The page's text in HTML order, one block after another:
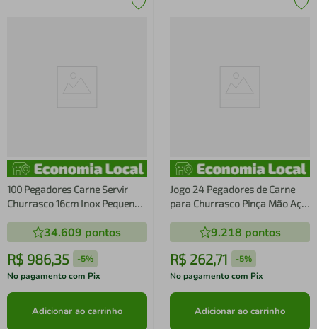
100 Pegadores Carne Servir
Churrasco 16cm Inox Pequeno
34.609 pontos
R$ 986,35 -5%
No pagamento com Pix
Adicionar ao carrinho
Jogo 24 Pegadores de Carne
para Churrasco Pinça Mão Aço
Restaurante Buffet
9.218 pontos
R$ 262,71 -5%
No pagamento com Pix
Adicionar ao carrinho